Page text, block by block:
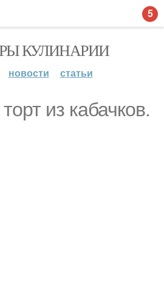
КУЛИНАРИИ
новости статьи
из кабачков.
5